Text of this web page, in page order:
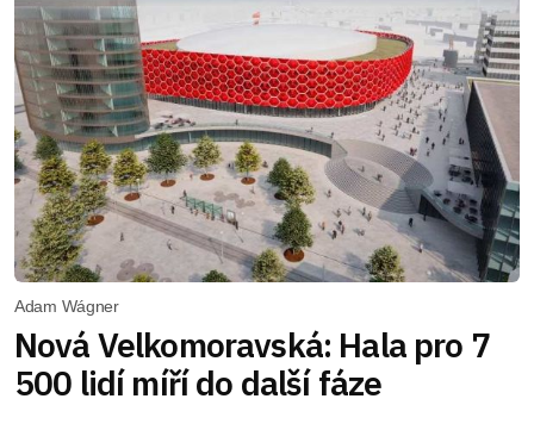
Adam Wágner
Nová Velkomoravská: Hala pro 7
500 lidí míří do další fáze